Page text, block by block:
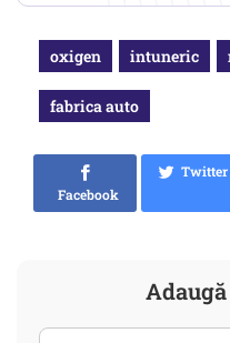
oxigen intuneric
fabrica auto
Facebook
Twitter